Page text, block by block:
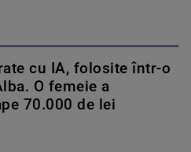
cu IA, folosite într-o
O femeie a
70.000 de lei